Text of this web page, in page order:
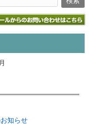
知らせ